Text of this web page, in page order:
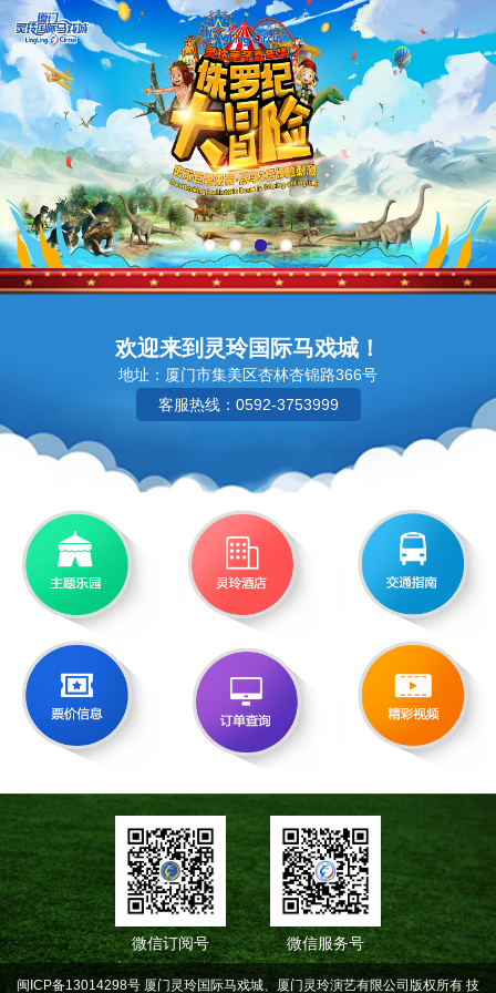
欢迎来到灵玲国际马戏城！
地址：厦门市集美区杏林杏锦路366号
客服热线：0592-3753999
微信订阅号 微信服务号
闽ICP备13014298号 厦门灵玲国际马戏城、厦门灵玲演艺有限公司版权所有 技